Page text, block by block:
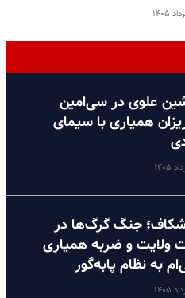
علوی در سی‌امین
همیاری با سیمای
جنگ گرگ‌ها در
ولایت و ضربه همیاری
به نظام پا‌به‌گور